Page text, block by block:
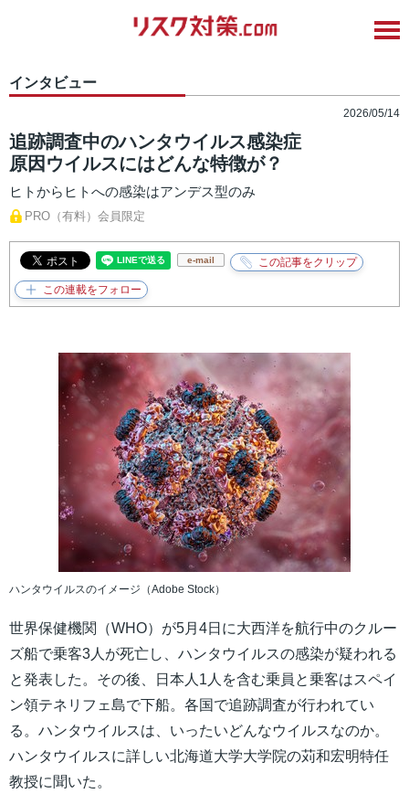
インタビュー
2026/05/14
追跡調査中のハンタウイルス感染症
原因ウイルスにはどんな特徴が？
ヒトからヒトへの感染はアンデス型のみ
PRO（有料）会員限定
e-mail
ハンタウイルスのイメージ（Adobe Stock）
世界保健機関（WHO）が5月4日に大西洋を航行中のクルー
ズ船で乗客3人が死亡し、ハンタウイルスの感染が疑われる
と発表した。その後、日本人1人を含む乗員と乗客はスペイ
ン領テネリフェ島で下船。各国で追跡調査が行われてい
る。ハンタウイルスは、いったいどんなウイルスなのか。
ハンタウイルスに詳しい北海道大学大学院の苅和宏明特任
教授に聞いた。